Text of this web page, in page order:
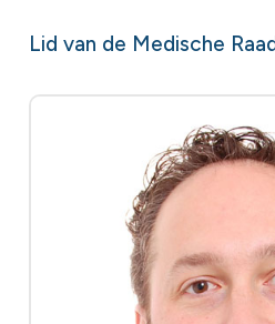
Lid van de Medische